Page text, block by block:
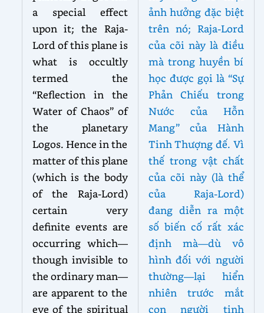
a special effect
upon it; the Raja-
Lord of this plane is
what is occultly
termed the
“Reflection in the
Water of Chaos” of
the planetary
Logos. Hence in the
matter of this plane
(which is the body
of the Raja-Lord)
certain very
definite events are
occurring which—
though invisible to
the ordinary man—
are apparent to the
eye of the spiritual
ảnh hưởng đặc biệt
trên nó; Raja-Lord
của cõi này là điều
mà trong huyền bí
học được gọi là “Sự
Phản Chiếu trong
Nước của Hỗn
Mang” của Hành
Tinh Thượng đế. Vì
thế trong vật chất
của cõi này (là thể
của Raja-Lord)
đang diễn ra một
số biến cố rất xác
định mà—dù vô
hình đối với người
thường—lại hiển
nhiên trước mắt
con người tinh